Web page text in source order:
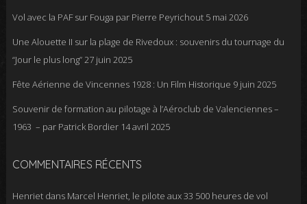
Vol avec la PAF sur Fouga par Pierre Peyrichout 5 mai 2026
Une Alouette II sur la plage de Rivedoux : souvenirs du tournage du
“Jour le plus long”27 juin 2025
Fête Aérienne de Vincennes 1928 : Un Film Historique 9 juin 2025
Souvenir de formation au pilotage à l’Aéroclub de Valenciennes –
1963 – par Patrick Bordier 14 avril 2025
COMMENTAIRES RÉCENTS
Henrietdans Marcel Henriet, le pilote aux 33 500 heures de vol